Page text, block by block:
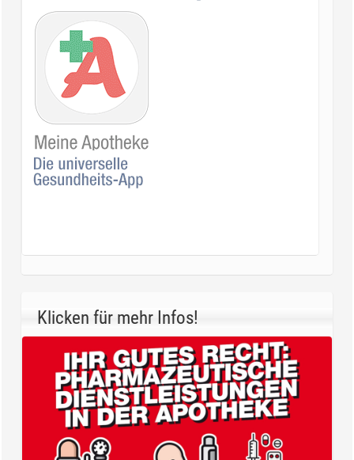
Klicken für mehr Infos!